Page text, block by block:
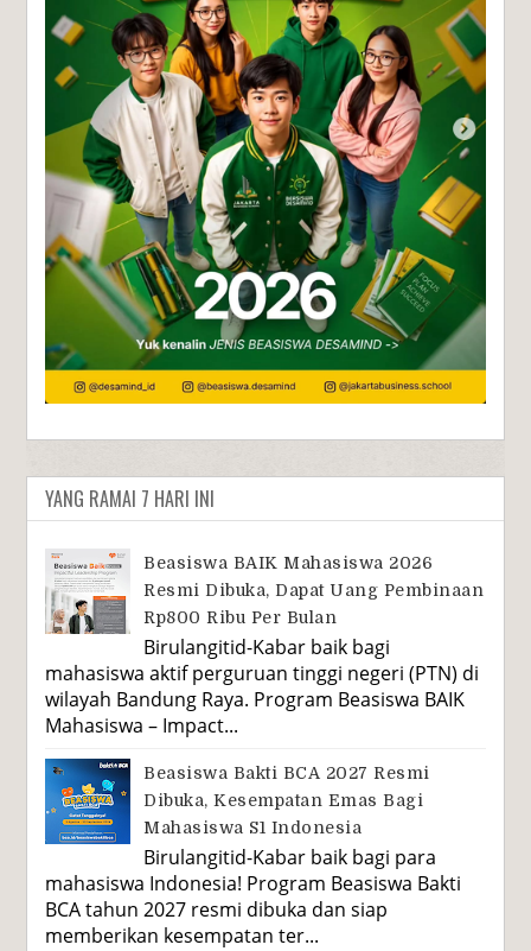
YANG RAMAI 7 HARI INI
Beasiswa BAIK Mahasiswa 2026
Resmi Dibuka, Dapat Uang Pembinaan
Rp800 Ribu Per Bulan
Birulangitid-Kabar baik bagi
mahasiswa aktif perguruan tinggi negeri (PTN) di
wilayah Bandung Raya. Program Beasiswa BAIK
Mahasiswa – Impact...
Beasiswa Bakti BCA 2027 Resmi
Dibuka, Kesempatan Emas Bagi
Mahasiswa S1 Indonesia
Birulangitid-Kabar baik bagi para
mahasiswa Indonesia! Program Beasiswa Bakti
BCA tahun 2027 resmi dibuka dan siap
memberikan kesempatan ter...